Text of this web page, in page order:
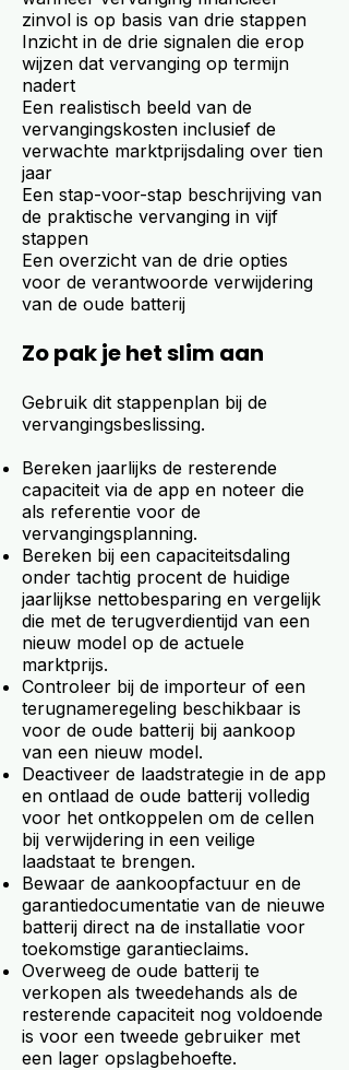
zinvol is op basis van drie stappen
Inzicht in de drie signalen die erop
wijzen dat vervanging op termijn
nadert
Een realistisch beeld van de
vervangingskosten inclusief de
verwachte marktprijsdaling over tien
jaar
Een stap-voor-stap beschrijving van
de praktische vervanging in vijf
stappen
Een overzicht van de drie opties
voor de verantwoorde verwijdering
van de oude batterij
Zo pak je het slim aan
Gebruik dit stappenplan bij de
vervangingsbeslissing.
Bereken jaarlijks de resterende
capaciteit via de app en noteer die
als referentie voor de
vervangingsplanning.
Bereken bij een capaciteitsdaling
onder tachtig procent de huidige
jaarlijkse nettobesparing en vergelijk
die met de terugverdientijd van een
nieuw model op de actuele
marktprijs.
Controleer bij de importeur of een
terugnameregeling beschikbaar is
voor de oude batterij bij aankoop
van een nieuw model.
Deactiveer de laadstrategie in de app
en ontlaad de oude batterij volledig
voor het ontkoppelen om de cellen
bij verwijdering in een veilige
laadstaat te brengen.
Bewaar de aankoopfactuur en de
garantiedocumentatie van de nieuwe
batterij direct na de installatie voor
toekomstige garantieclaims.
Overweeg de oude batterij te
verkopen als tweedehands als de
resterende capaciteit nog voldoende
is voor een tweede gebruiker met
een lager opslagbehoefte.